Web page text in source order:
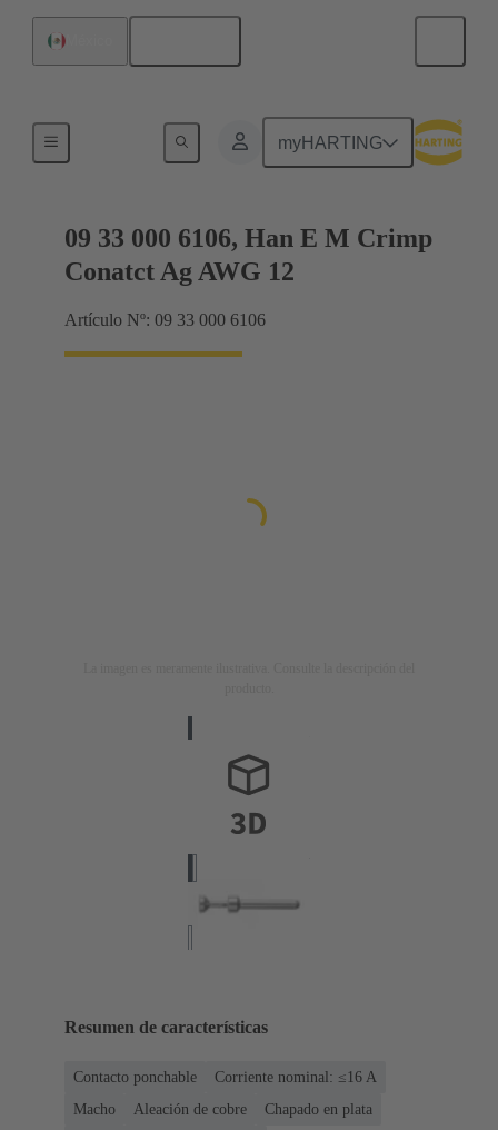
myHARTING
09 33 000 6106, Han E M Crimp
Conatct Ag AWG 12
Artículo Nº: 09 33 000 6106
Resumen de características
Contacto ponchable
Corriente nominal: ≤16 A
Macho
Aleación de cobre
Chapado en plata